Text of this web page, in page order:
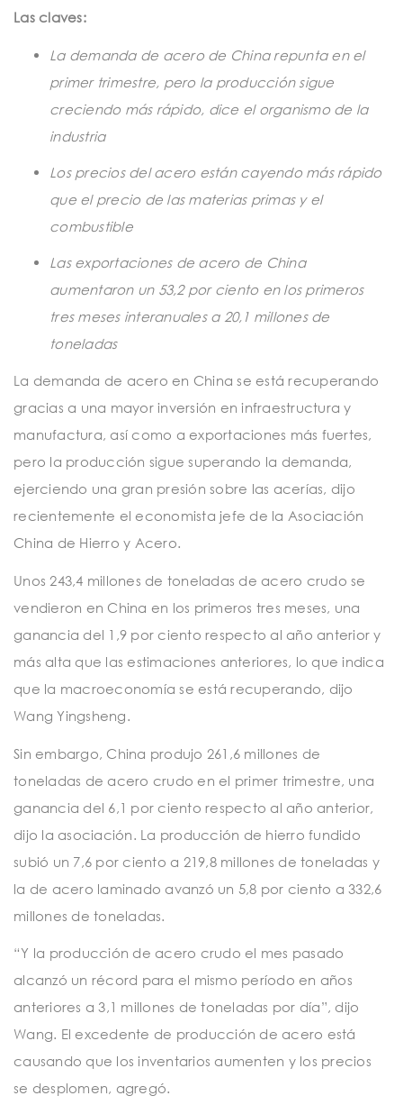
Las claves:
La demanda de acero de China repunta en el
primer trimestre, pero la producción sigue
creciendo más rápido, dice el organismo de la
industria
Los precios del acero están cayendo más rápido
que el precio de las materias primas y el
combustible
Las exportaciones de acero de China
aumentaron un 53,2 por ciento en los primeros
tres meses interanuales a 20,1 millones de
toneladas
La demanda de acero en China se está recuperando
gracias a una mayor inversión en infraestructura y
manufactura, así como a exportaciones más fuertes,
pero la producción sigue superando la demanda,
ejerciendo una gran presión sobre las acerías, dijo
recientemente el economista jefe de la Asociación
China de Hierro y Acero.
Unos 243,4 millones de toneladas de acero crudo se
vendieron en China en los primeros tres meses, una
ganancia del 1,9 por ciento respecto al año anterior y
más alta que las estimaciones anteriores, lo que indica
que la macroeconomía se está recuperando, dijo
Wang Yingsheng.
Sin embargo, China produjo 261,6 millones de
toneladas de acero crudo en el primer trimestre, una
ganancia del 6,1 por ciento respecto al año anterior,
dijo la asociación. La producción de hierro fundido
subió un 7,6 por ciento a 219,8 millones de toneladas y
la de acero laminado avanzó un 5,8 por ciento a 332,6
millones de toneladas.
“Y la producción de acero crudo el mes pasado
alcanzó un récord para el mismo período en años
anteriores a 3,1 millones de toneladas por día”, dijo
Wang. El excedente de producción de acero está
causando que los inventarios aumenten y los precios
se desplomen, agregó.